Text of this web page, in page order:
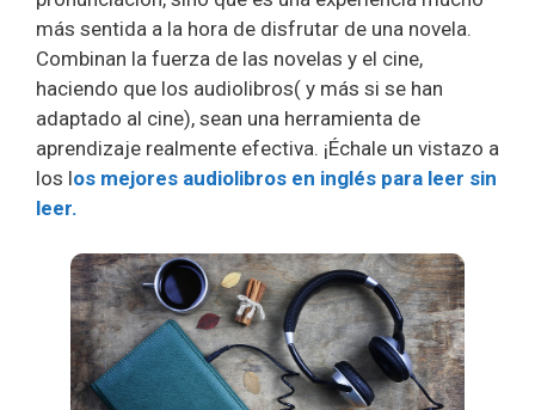
más sentida a la hora de disfrutar de una novela.
Combinan la fuerza de las novelas y el cine,
haciendo que los audiolibros( y más si se han
adaptado al cine), sean una herramienta de
aprendizaje realmente efectiva. ¡Échale un vistazo a
los los mejores audiolibros en inglés para leer sin
leer.